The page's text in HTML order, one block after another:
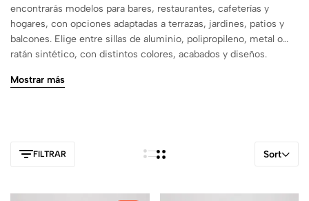
encontrarás modelos para bares, restaurantes, cafeterías y
hogares, con opciones adaptadas a terrazas, jardines, patios y
balcones. Elige entre sillas de aluminio, polipropileno, metal o
ratán sintético, con distintos colores, acabados y diseños.
cojines, para que puedas escoger según el espacio disponible y
Mostrar más
FILTRAR Sort